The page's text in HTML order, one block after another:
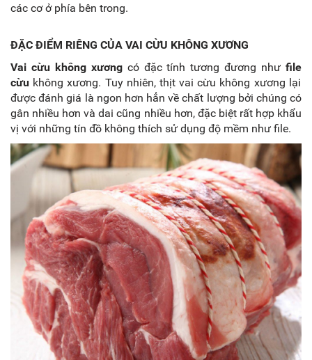
các cơ ở phía bên trong.
ĐẶC ĐIỂM RIÊNG CỦA VAI CỪU KHÔNG XƯƠNG
Vai cừu không xương có đặc tính tương đương nhưfile
cừu không xương. Tuy nhiên, thịtvai cừu không xương lại
được đánh giá là ngon hơn hẳn về chất lượng bởi chúng có
gân nhiều hơn và dai cũng nhiều hơn, đặc biệt rất hợp khẩu
vị với những tín đồ không thích sử dụng độ mềm như file.